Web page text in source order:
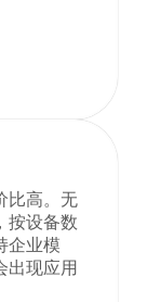
比高。无
按设备数
企业模
出现应用